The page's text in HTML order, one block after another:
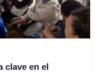
clave en el